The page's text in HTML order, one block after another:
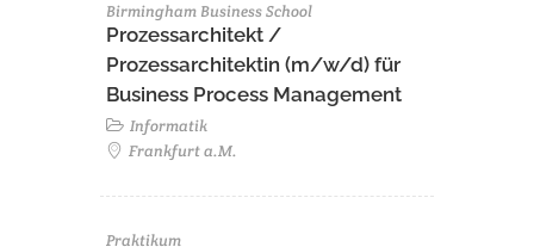
Birmingham Business School
Prozessarchitekt /
Prozessarchitektin (m/w/d) für
Business Process Management
Informatik
Frankfurt a.M.
Praktikum